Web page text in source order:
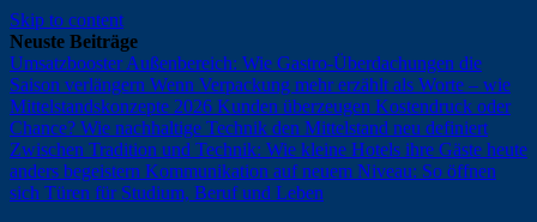
Skip to content
Neuste Beiträge
Umsatzbooster Außenbereich: Wie Gastro-Überdachungen die
Saison verlängern Wenn Verpackung mehr erzählt als Worte – wie
Mittelstandskonzepte 2026 Kunden überzeugen Kostendruck oder
Chance? Wie nachhaltige Technik den Mittelstand neu definiert
Zwischen Tradition und Technik: Wie kleine Hotels ihre Gäste heute
anders begeistern Kommunikation auf neuem Niveau: So öffnen
sich Türen für Studium, Beruf und Leben